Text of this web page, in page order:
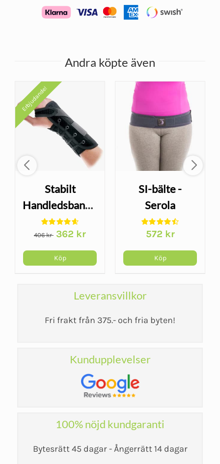
Andra köpte även
Erbjudande!
Stabilt
Handledsbandage
- Wrist Lacer
406kr Det
priset
362 krDet
Köp
SI-bälte -
Serola
Sacroiliac Belt
572 kr
Köp
Leveransvillkor
Fri frakt från 375.- och fria byten!
Kundupplevelser
100% nöjd kundgaranti
Bytesrätt 45 dagar - Ångerrätt 14 dagar